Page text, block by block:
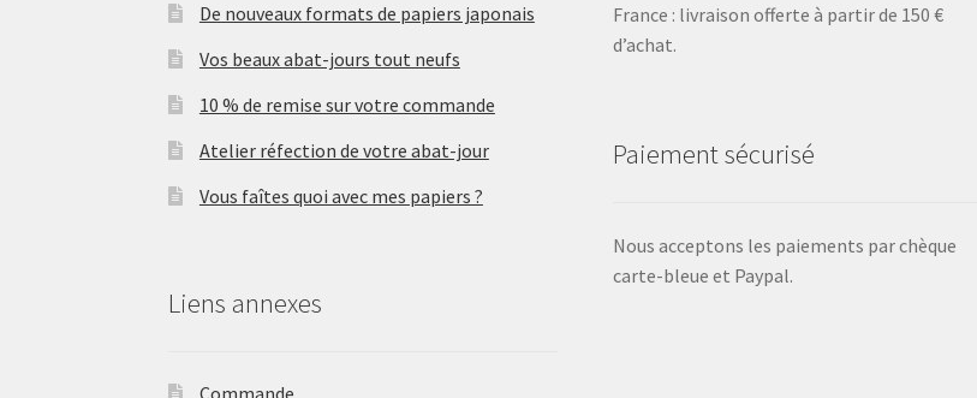
De nouveaux formats de papiers japonais
Vos beaux abat-jours tout neufs
10 % de remise sur votre commande
Atelier réfection de votre abat-jour
Vous faîtes quoi avec mes papiers ?
Liens annexes
Commande
France : livraison offerte à partir de 150 €
d’achat.
Paiement sécurisé
Nous acceptons les paiements par chèque
carte-bleue et Paypal.